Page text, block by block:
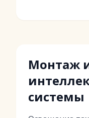
Монтаж
системы